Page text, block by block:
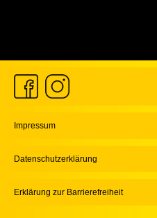
Impressum
Datenschutzerklärung
Erklärung zur Barrierefreiheit